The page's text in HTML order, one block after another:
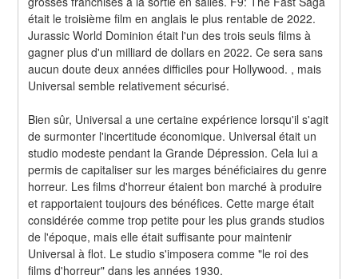
était le troisième film en anglais le plus rentable de 2022.
Jurassic World Dominion était l'un des trois seuls films à
gagner plus d'un milliard de dollars en 2022. Ce sera sans
aucun doute deux années difficiles pour Hollywood. , mais
Universal semble relativement sécurisé.
Bien sûr, Universal a une certaine expérience lorsqu'il s'agit
de surmonter l'incertitude économique. Universal était un
studio modeste pendant la Grande Dépression. Cela lui a
permis de capitaliser sur les marges bénéficiaires du genre
horreur. Les films d'horreur étaient bon marché à produire
et rapportaient toujours des bénéfices. Cette marge était
considérée comme trop petite pour les plus grands studios
de l'époque, mais elle était suffisante pour maintenir
Universal à flot. Le studio s'imposera comme "le roi des
films d'horreur" dans les années 1930.